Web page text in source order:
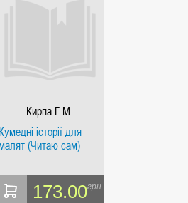
Кирпа Г.М.
Кумедні історії для
малят (Читаю сам)
173.00грн